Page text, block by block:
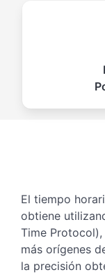
El tiempo
obtiene
Time
más orígenes
la precisión